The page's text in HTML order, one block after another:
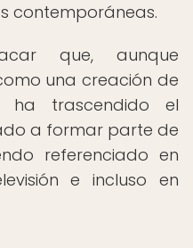
contemporáneas.
que, aunque
una creación de
ha trascendido el
a formar parte de
referenciado en
e incluso en